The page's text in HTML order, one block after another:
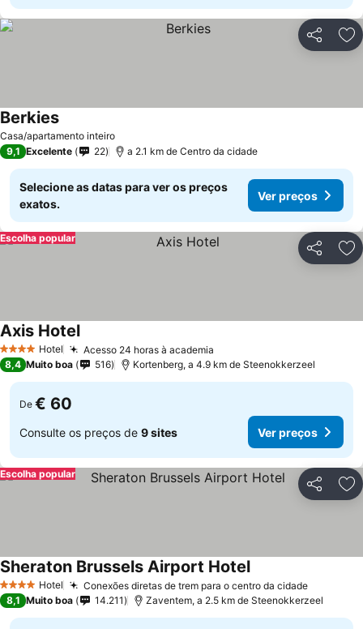
Partilhar
Casa/apartamento inteiro
Berkies
9,1 Excelente 22 a 2.1 km de Centro da cidade
Selecione as datas para ver os preços
exatos.
Ver preços
Partilhar
Escolha popular
4 EstrelasHotel Acesso 24 horas à academia
Axis Hotel
8,4 Muito boa 516 Kortenberg, a 4.9 km de Steenokkerzeel
De € 60
Consulte os preços de 9 sites Ver preços
Partilhar
Escolha popular
4 EstrelasHotel Conexões diretas de trem para o centro da cidade
Sheraton Brussels Airport Hotel
8,1 Muito boa 14.211 Zaventem, a 2.5 km de Steenokkerzeel